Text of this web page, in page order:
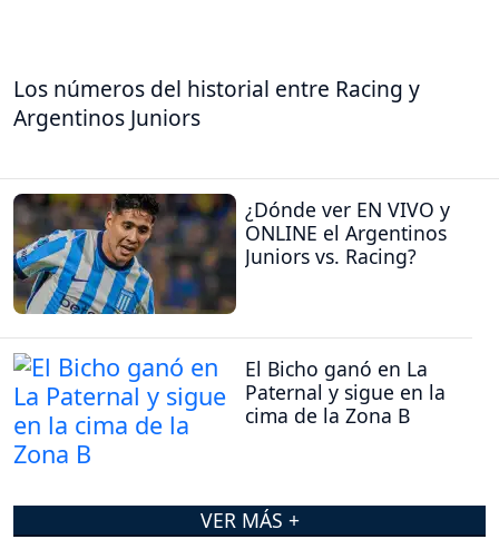
Los números del historial entre Racing y
Argentinos Juniors
¿Dónde ver EN VIVO y
ONLINE el Argentinos
Juniors vs. Racing?
El Bicho ganó en La
Paternal y sigue en la
cima de la Zona B
VER MÁS +